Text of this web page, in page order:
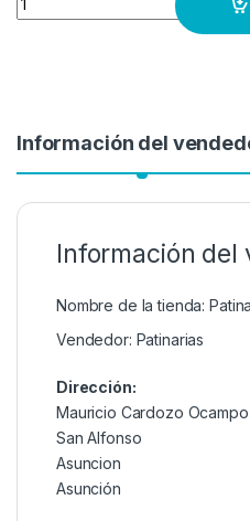
Información del
Información del
Nombre de la tienda:
Vendedor: Patinarias
Dirección:
Mauricio Cardozo Ocampo
San Alfonso
Asuncion
Asunción